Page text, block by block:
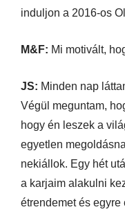
induljon a 2016-os
M&F: Mi motivált,
JS: Minden nap
Végül meguntam,
hogy én leszek a
egyetlen
nekiállok. Egy hét
a karjaim alakulni
étrendemet és egyre